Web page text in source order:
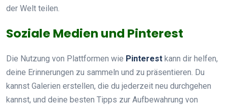
der Welt teilen.
Soziale Medien und Pinterest
Die Nutzung von Plattformen wie Pinterest kann dir helfen,
deine Erinnerungen zu sammeln und zu präsentieren. Du
kannst Galerien erstellen, die du jederzeit neu durchgehen
kannst, und deine besten Tipps zur Aufbewahrung von